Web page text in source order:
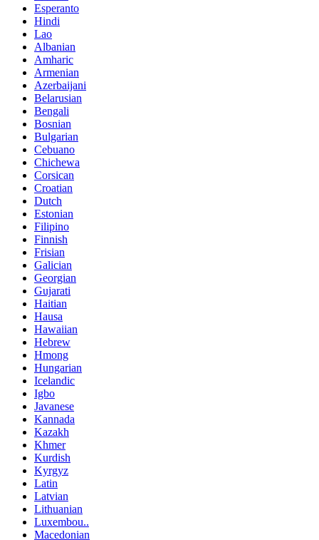
Esperanto
Hindi
Lao
Albanian
Amharic
Armenian
Azerbaijani
Belarusian
Bengali
Bosnian
Bulgarian
Cebuano
Chichewa
Corsican
Croatian
Dutch
Estonian
Filipino
Finnish
Frisian
Galician
Georgian
Gujarati
Haitian
Hausa
Hawaiian
Hebrew
Hmong
Hungarian
Icelandic
Igbo
Javanese
Kannada
Kazakh
Khmer
Kurdish
Kyrgyz
Latin
Latvian
Lithuanian
Luxembou..
Macedonian